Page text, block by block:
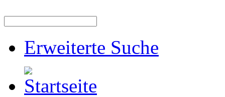
Erweiterte Suche